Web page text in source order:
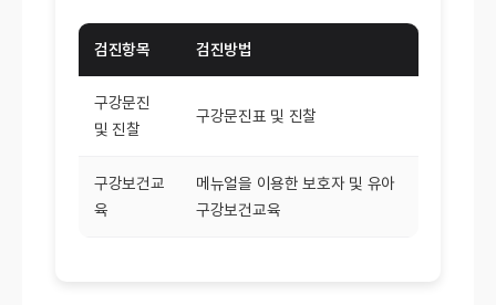
검진항목 검진방법
구강문진
및 진찰
구강문진표 및 진찰
구강보건교
육
메뉴얼을 이용한 보호자 및 유아
구강보건교육